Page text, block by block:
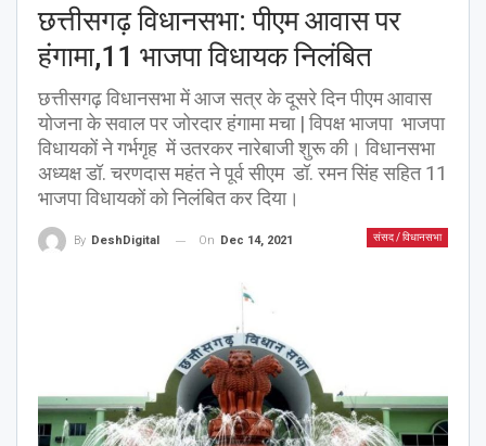
छत्तीसगढ़ विधानसभा: पीएम आवास पर
हंगामा,11 भाजपा विधायक निलंबित
छत्तीसगढ़ विधानसभा में आज सत्र के दूसरे दिन पीएम आवास
योजना के सवाल पर जोरदार हंगामा मचा | विपक्ष भाजपा भाजपा
विधायकों ने गर्भगृह में उतरकर नारेबाजी शुरू की। विधानसभा
अध्यक्ष डॉ. चरणदास महंत ने पूर्व सीएम डॉ. रमन सिंह सहित 11
भाजपा विधायकों को निलंबित कर दिया।
संसद / विधानसभा
By DeshDigital On Dec 14, 2021